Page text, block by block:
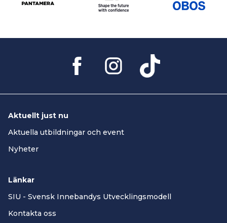
Aktuellt just nu
Aktuella utbildningar och event
Nyheter
Länkar
SIU - Svensk Innebandys Utvecklingsmodell
Kontakta oss